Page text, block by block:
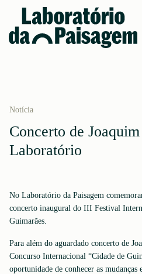
Notícia
Concerto de
Laboratório
No Laboratório da Paisagem
concerto inaugural do III Festival
Guimarães.
Para além do aguardado concerto de
Concurso Internacional “Cidade de
oportunidade de conhecer as mudanças